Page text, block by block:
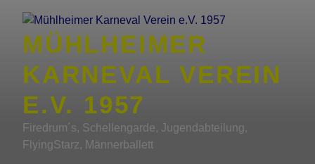
Inhalt
springenMÜHLHEIMER
KARNEVAL VEREIN
E.V. 1957
Firedrum´s, Schellengarde, Jugendabteilung,
FlyingStarz, Männerballett